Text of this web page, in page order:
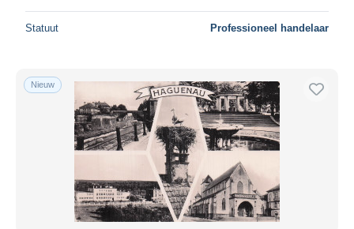
Statuut Professioneel handelaar
Nieuw